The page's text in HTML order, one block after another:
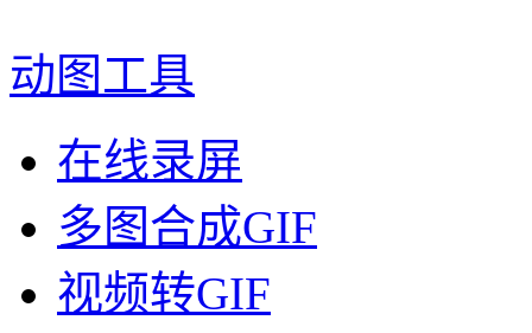
动图工具
在线录屏
多图合成GIF
视频转GIF